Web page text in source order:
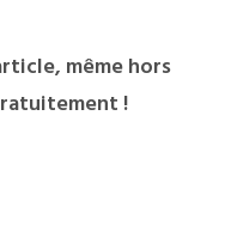
même hors
!